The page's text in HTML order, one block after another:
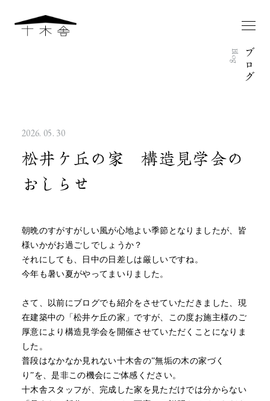
ブ
ロ
グ
Blog
2026. 05. 30
松井ケ丘の家 構造見学会の
おしらせ
朝晩のすがすがしい風が心地よい季節となりましたが、皆
様いかがお過ごしでしょうか？
それにしても、日中の日差しは厳しいですね。
今年も暑い夏がやってまいりました。
さて、以前にブログでも紹介をさせていただきました、現
在建築中の「松井ケ丘の家」ですが、この度お施主様のご
厚意により構造見学会を開催させていただくことになりま
した。
普段はなかなか見れない十木舎の”無垢の木の家づく
り”を、是非この機会にご体感ください。
十木舎スタッフが、完成した家を見ただけでは分からない